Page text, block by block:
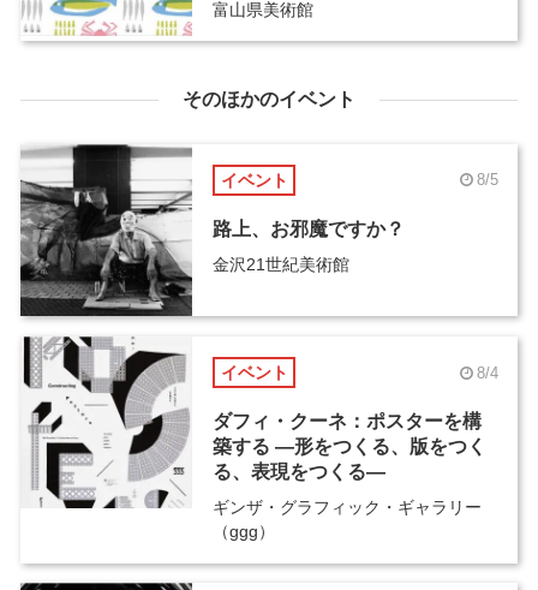
富山県美術館
そのほかのイベント
イベント 8/5
路上、お邪魔ですか？
金沢21世紀美術館
イベント 8/4
ダフィ・クーネ：ポスターを構
築する ―形をつくる、版をつく
る、表現をつくる―
ギンザ・グラフィック・ギャラリー
（ggg）